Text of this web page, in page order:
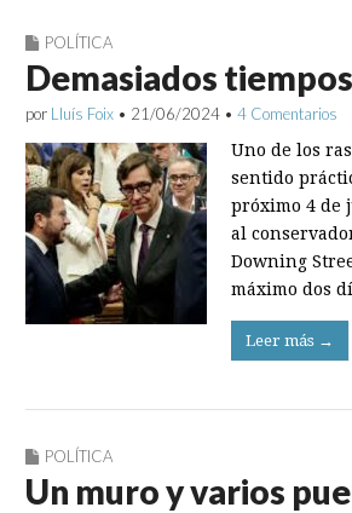
POLÍTICA
Demasiados
por Lluís Foix • 21/06/2024 • 4 Comentarios
Uno de los
sentido
próximo 4 de
al
Downing
máximo dos
Leer más →
POLÍTICA
Un muro y varios